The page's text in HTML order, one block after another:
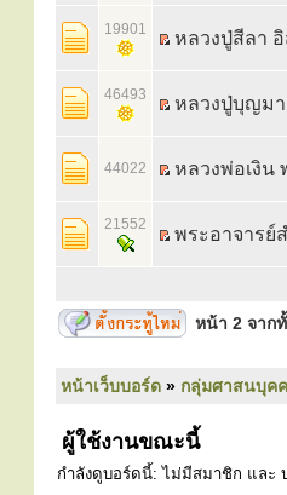
19901 หลวงปู่สีลา
46493 หลวงปู่บุญม
44022 หลวงพ่อเงิน
21552 พระอาจารย์
หน้า 2 จาก
หน้าเว็บบอร์ด » กลุ่มศาสนบุค
ผู้ใช้งานขณะนี้
กำลังดูบอร์ดนี้: ไม่มีสมาชิก และ